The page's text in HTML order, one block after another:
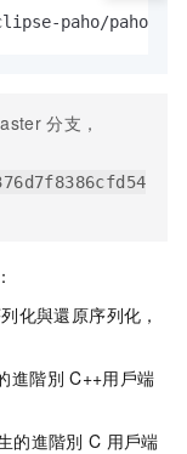
paho/
分支，
化與還原序列化，
進階別 C++用戶端
的進階別 C 用戶端